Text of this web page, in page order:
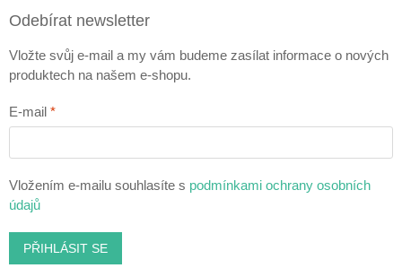
Odebírat newsletter
Vložte svůj e-mail a my vám budeme zasílat informace o nových
produktech na našem e-shopu.
E-mail
Vložením e-mailu souhlasíte s podmínkami ochrany osobních
údajů
PŘIHLÁSIT SE